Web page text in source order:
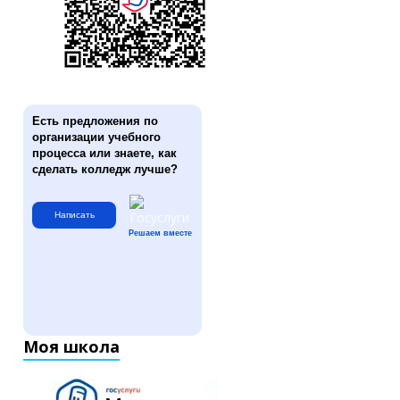
Есть предложения по
организации учебного
процесса или знаете, как
сделать колледж лучше?
Написать
Решаем вместе
Моя школа